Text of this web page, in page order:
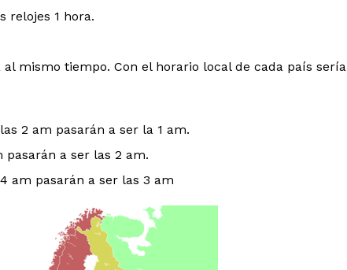
relojes 1 hora.
mismo tiempo. Con el horario local de cada país sería
2 am pasarán a ser la 1 am.
pasarán a ser las 2 am.
am pasarán a ser las 3 am